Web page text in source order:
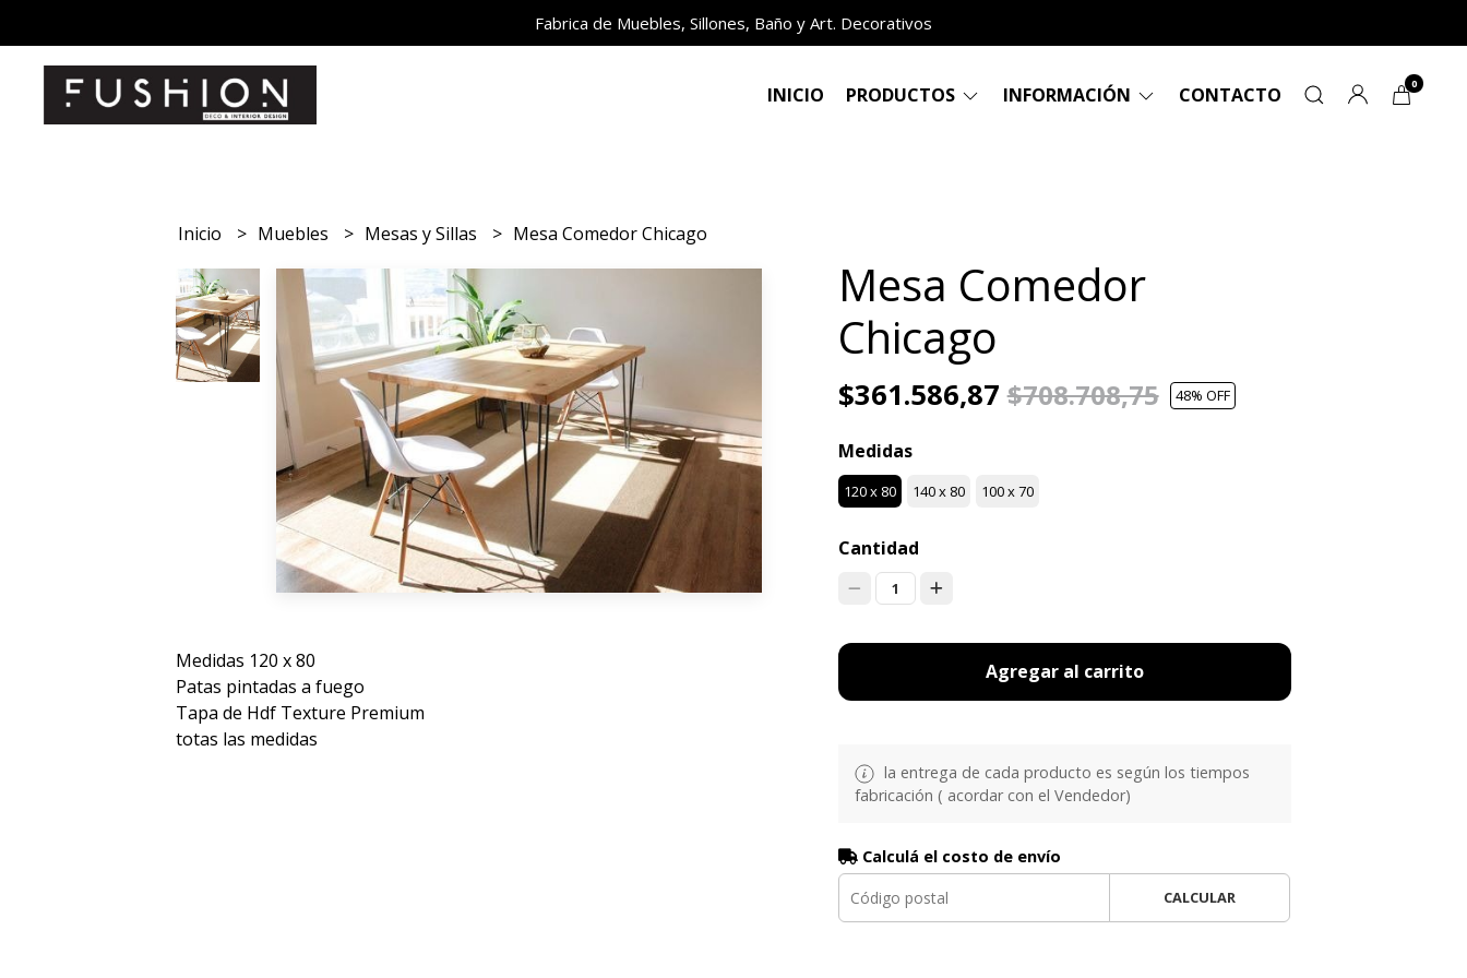
Fabrica de Muebles, Sillones, Baño y Art. Decorativos
INICIO PRODUCTOS INFORMACIÓN CONTACTO 0
Inicio Muebles Mesas y Sillas Mesa Comedor Chicago
Medidas 120 x 80
Patas pintadas a fuego
Tapa de Hdf Texture Premium
totas las medidas
Mesa Comedor
Chicago
$361.586,87$708.708,75 48% OFF
Medidas
120 x 80 140 x 80 100 x 70
Cantidad
1
Agregar al carrito
la entrega de cada producto es según los tiempos
fabricación ( acordar con el Vendedor)
Calculá el costo de envío
CALCULAR